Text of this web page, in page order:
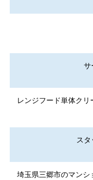
サ
レンジフード単体クリ
ス
埼玉県三郷市のマンシ